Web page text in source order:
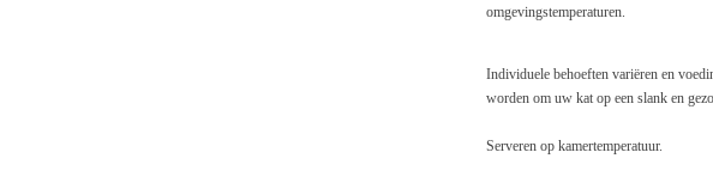
omgevingstemperaturen.
Individuele behoeften variëren en
worden om uw kat op een slank en
Serveren op kamertemperatuur.
Zorg ervoor dat